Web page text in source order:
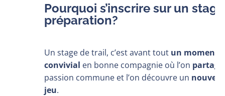
Pourquoi s’inscrire sur un
préparation?
Un stage de trail, c’est avant tout un moment
convivial en bonne compagnie où l’on partage
passion commune et l’on découvre un
jeu.